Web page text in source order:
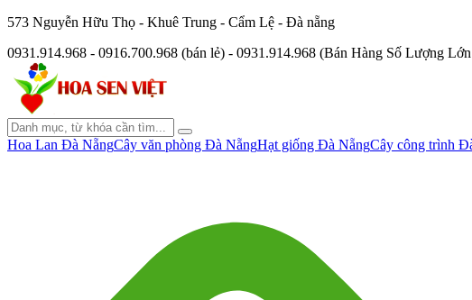
573 Nguyễn Hữu Thọ - Khuê Trung - Cẩm Lệ - Đà nẵng
0931.914.968 - 0916.700.968 (bán lẻ) - 0931.914.968 (Bán Hàng Số Lượng
Hoa Lan Đà NẵngCây văn phòng Đà NẵngHạt giống Đà NẵngCây công trình